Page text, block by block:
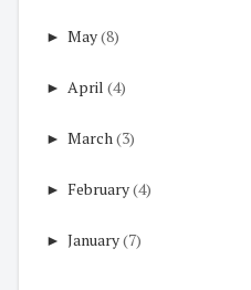
► May(8)
► April (4)
► March(3)
► February(4)
► January(7)